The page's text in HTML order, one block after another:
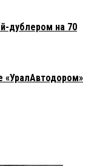
дублером на 70
«УралАвтодором»